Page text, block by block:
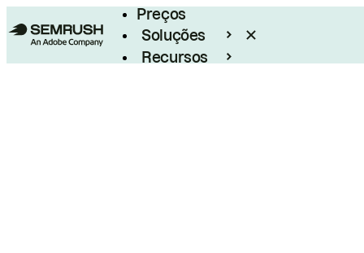
Preços
Soluções
Recursos